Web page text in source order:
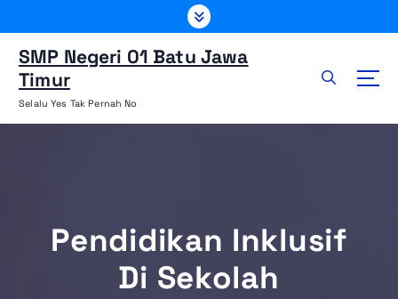
e
SMP Negeri 01 Batu Jawa
Timur
Selalu Yes Tak Pernah No
Pendidikan Inklusif
Di Sekolah